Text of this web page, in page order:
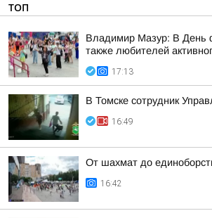
ТОП
Владимир Мазур: В День
также любителей
17:13
В Томске сотрудник
16:49
От шахмат до
16:42